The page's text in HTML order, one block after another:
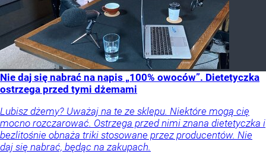
Nie daj się nabrać na napis „100% owoców”. Dietetyczka
ostrzega przed tymi dżemami
Lubisz dżemy? Uważaj na te ze sklepu. Niektóre mogą cię
mocno rozczarować. Ostrzega przed nimi znana dietetyczka i
bezlitośnie obnaża triki stosowane przez producentów. Nie
daj się nabrać, będąc na zakupach.